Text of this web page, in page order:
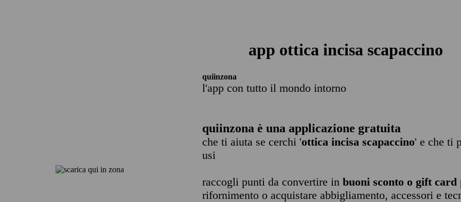
app ottica incisa scapaccino
quiinzona
l'app con tutto il mondo intorno
quiinzona è una applicazione gratuita
che ti aiuta se cerchi 'ottica incisa scapaccino' e che ti
usi
raccogli punti da convertire in buoni sconto o gift card
rifornimento o acquistare abbigliamento, accessori e